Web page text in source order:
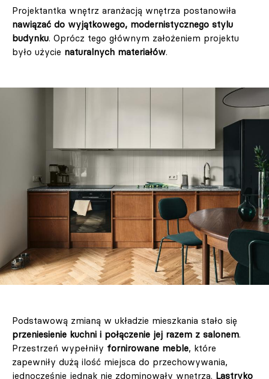
Projektantka wnętrz aranżacją wnętrza postanowiła
nawiązać do wyjątkowego, modernistycznego stylu
budynku. Oprócz tego głównym założeniem projektu
było użycie naturalnych materiałów.
Podstawową zmianą w układzie mieszkania stało się
przeniesienie kuchni i połączenie jej razem z salonem.
Przestrzeń wypełniły fornirowane meble, które
zapewniły dużą ilość miejsca do przechowywania,
jednocześnie jednak nie zdominowały wnętrza. Lastryko